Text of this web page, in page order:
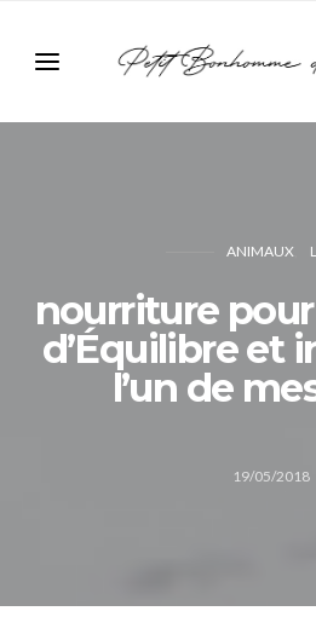
ANIMAUX
nourriture
d’Équilibre et
l’un de
19/05/2018